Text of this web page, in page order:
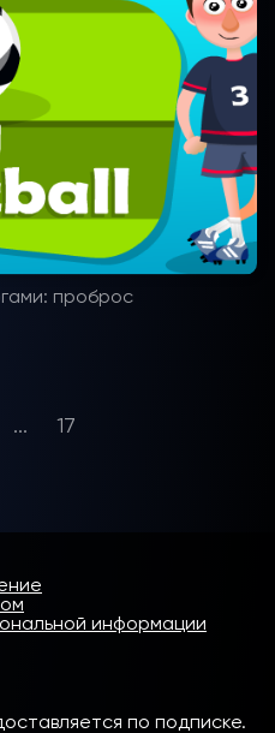
проброс
... 17
информации
по подписке.